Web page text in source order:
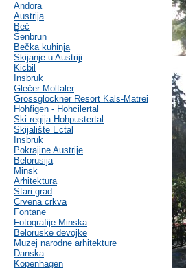
Andora
Austrija
Beč
Šenbrun
Bečka kuhinja
Skijanje u Austriji
Kicbil
Insbruk
Glečer Moltaler
Grossglockner Resort Kals-Matrei
Hohfigen - Hohcilertal
Ski regija Hohpustertal
Skijalište Ectal
Insbruk
Pokrajine Austrije
Belorusija
Minsk
Arhitektura
Stari grad
Crvena crkva
Fontane
Fotografije Minska
Beloruske devojke
Muzej narodne arhitekture
Danska
Kopenhagen